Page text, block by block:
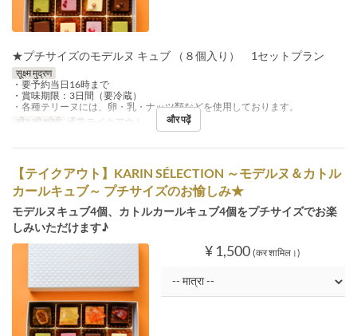
★プチサイズのモデルヌ キュブ （８個入り） 1セットプラン
सूक्ष्म मुद्रण
・要予約当日16時まで
・賞味期限：3日間（要冷蔵）
・各種テリーヌには、卵・乳・ナッツ類などを使用しております。
सीट की श्रेणी 通常テイクアウト और पढ़ें
【テイクアウト】KARIN SÉLECTION ～モデルヌ＆カトル
カールキュブ～ プチサイズのお愉しみ★
モデルヌキュブ4個、カトルカールキュブ4個をプチサイズでお楽
しみいただけます♪
¥ 1,500 (कर शामिल।)